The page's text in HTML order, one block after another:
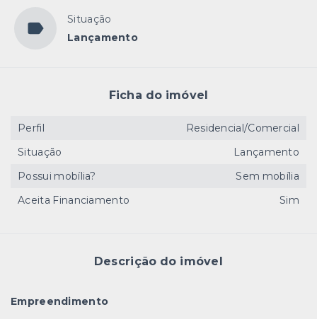
Situação
Lançamento
Descrição do imóvel
Empreendimento
Ficha do imóvel
Perfil
Residencial/Comercial
Situação
Lançamento
Possui mobília?
Sem mobília
Aceita Financiamento
Sim